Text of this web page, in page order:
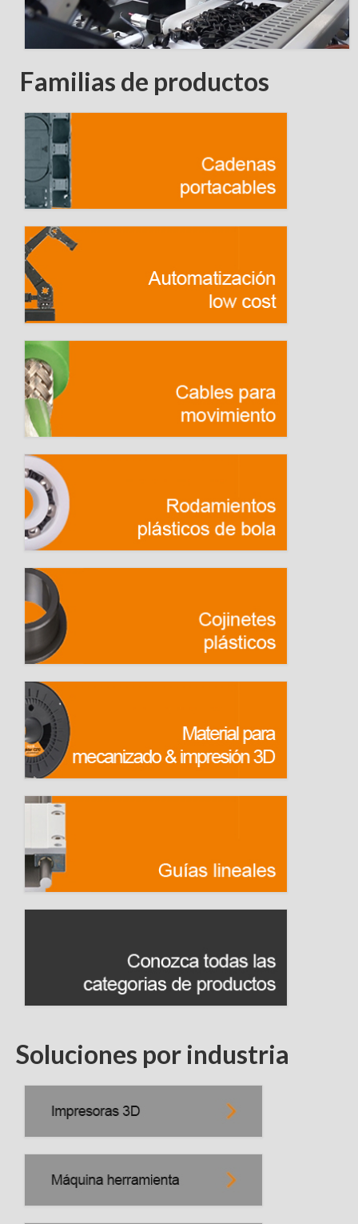
Familias de productos
Soluciones por industria